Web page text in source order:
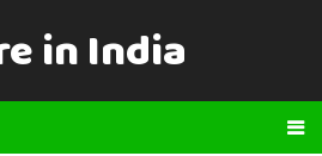
in India